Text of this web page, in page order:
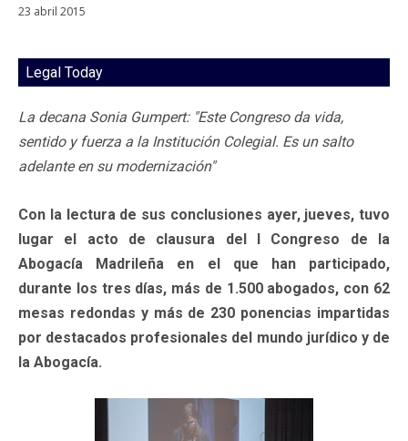
23 abril 2015
Legal Today
La decana Sonia Gumpert: "Este Congreso da vida,
sentido y fuerza a la Institución Colegial. Es un salto
adelante en su modernización"
Con la lectura de sus conclusiones ayer, jueves, tuvo
lugar el acto de clausura del I Congreso de la
Abogacía Madrileña en el que han participado,
durante los tres días, más de 1.500 abogados, con 62
mesas redondas y más de 230 ponencias impartidas
por destacados profesionales del mundo jurídico y de
la Abogacía.